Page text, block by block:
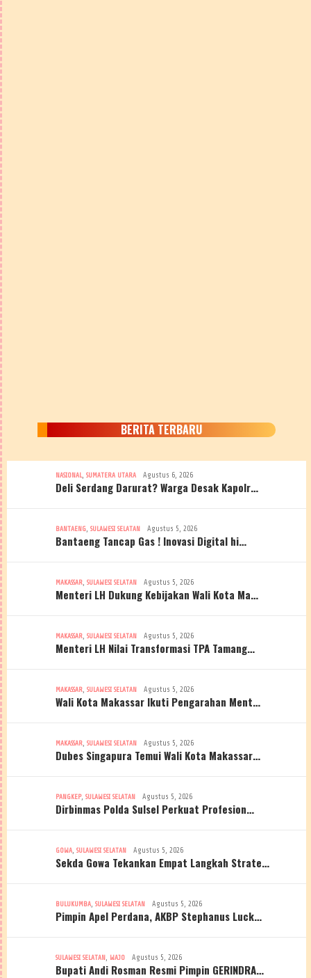
BERITA TERBARU
NASIONAL, SUMATERA UTARA Agustus 6, 2026
Deli Serdang Darurat? Warga Desak Kapolr…
BANTAENG, SULAWESI SELATAN Agustus 5, 2026
Bantaeng Tancap Gas ! Inovasi Digital hi…
MAKASSAR, SULAWESI SELATAN Agustus 5, 2026
Menteri LH Dukung Kebijakan Wali Kota Ma…
MAKASSAR, SULAWESI SELATAN Agustus 5, 2026
Menteri LH Nilai Transformasi TPA Tamang…
MAKASSAR, SULAWESI SELATAN Agustus 5, 2026
Wali Kota Makassar Ikuti Pengarahan Ment…
MAKASSAR, SULAWESI SELATAN Agustus 5, 2026
Dubes Singapura Temui Wali Kota Makassar…
PANGKEP, SULAWESI SELATAN Agustus 5, 2026
Dirbinmas Polda Sulsel Perkuat Profesion…
GOWA, SULAWESI SELATAN Agustus 5, 2026
Sekda Gowa Tekankan Empat Langkah Strate…
BULUKUMBA, SULAWESI SELATAN Agustus 5, 2026
Pimpin Apel Perdana, AKBP Stephanus Luck…
SULAWESI SELATAN, WAJO Agustus 5, 2026
Bupati Andi Rosman Resmi Pimpin GERINDRA…